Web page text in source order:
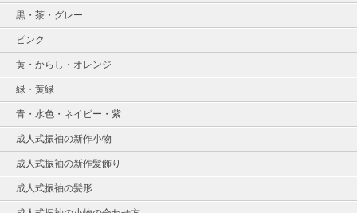
黒・茶・グレー
ピンク
黄・からし・オレンジ
緑・黄緑
青・水色・ネイビー・紫
成人式振袖の新作小物
成人式振袖の新作髪飾り
成人式振袖の髪形